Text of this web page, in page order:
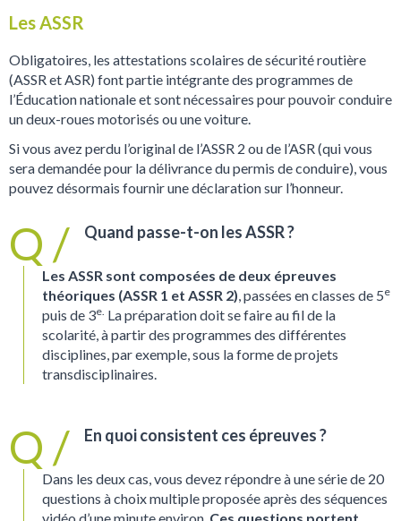
Les ASSR
Obligatoires, les attestations scolaires de sécurité routière
(ASSR et ASR) font partie intégrante des programmes de
l’Éducation nationale et sont nécessaires pour pouvoir conduire
un deux-roues motorisés ou une voiture.
Si vous avez perdu l’original de l’ASSR 2 ou de l’ASR (qui vous
sera demandée pour la délivrance du permis de conduire), vous
pouvez désormais fournir une déclaration sur l’honneur.
Quand passe-t-on les ASSR ?
Les ASSR sont composées de deux épreuves
théoriques (ASSR 1 et ASSR 2), passées en classes de 5e
puis de 3e. La préparation doit se faire au fil de la
scolarité, à partir des programmes des différentes
disciplines, par exemple, sous la forme de projets
transdisciplinaires.
En quoi consistent ces épreuves ?
Dans les deux cas, vous devez répondre à une série de 20
questions à choix multiple proposée après des séquences